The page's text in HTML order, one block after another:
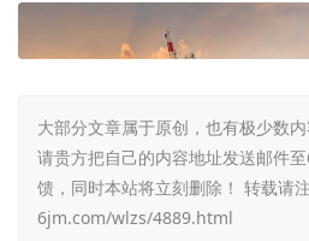
大部分文章属于原创，也有极少数
请贵方把自己的内容地址发送邮件
馈，同时本站将立刻删除！ 转载请
6jm.com/wlzs/4889.html